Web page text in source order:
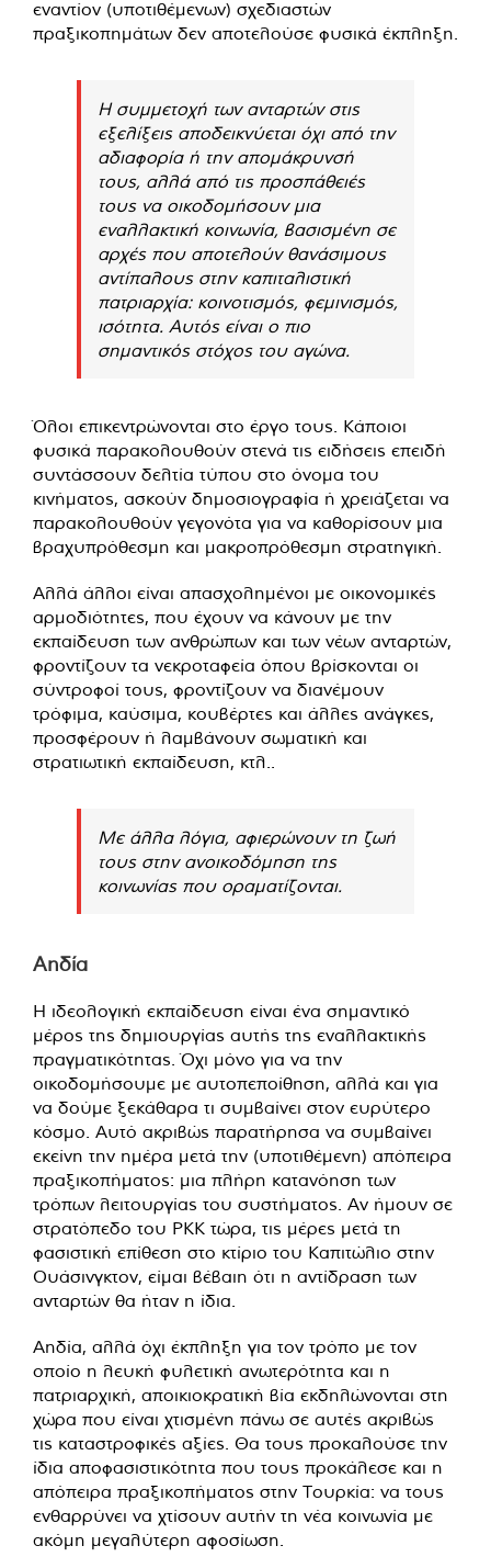
εναντίον (υποτιθέμενων) σχεδιαστών
πραξικοπημάτων δεν αποτελούσε φυσικά έκπληξη.
Η συμμετοχή των ανταρτών στις
εξελίξεις αποδεικνύεται όχι από την
αδιαφορία ή την απομάκρυνσή
τους, αλλά από τις προσπάθειές
τους να οικοδομήσουν μια
εναλλακτική κοινωνία, βασισμένη σε
αρχές που αποτελούν θανάσιμους
αντίπαλους στην καπιταλιστική
πατριαρχία: κοινοτισμός, φεμινισμός,
ισότητα. Αυτός είναι ο πιο
σημαντικός στόχος του αγώνα.
Όλοι επικεντρώνονται στο έργο τους. Κάποιοι
φυσικά παρακολουθούν στενά τις ειδήσεις επειδή
συντάσσουν δελτία τύπου στο όνομα του
κινήματος, ασκούν δημοσιογραφία ή χρειάζεται να
παρακολουθούν γεγονότα για να καθορίσουν μια
βραχυπρόθεσμη και μακροπρόθεσμη στρατηγική.
Αλλά άλλοι είναι απασχολημένοι με οικονομικές
αρμοδιότητες, που έχουν να κάνουν με την
εκπαίδευση των ανθρώπων και των νέων ανταρτών,
φροντίζουν τα νεκροταφεία όπου βρίσκονται οι
σύντροφοί τους, φροντίζουν να διανέμουν
τρόφιμα, καύσιμα, κουβέρτες και άλλες ανάγκες,
προσφέρουν ή λαμβάνουν σωματική και
στρατιωτική εκπαίδευση, κτλ..
Με άλλα λόγια, αφιερώνουν τη ζωή
τους στην ανοικοδόμηση της
κοινωνίας που οραματίζονται.
Αηδία
Η ιδεολογική εκπαίδευση είναι ένα σημαντικό
μέρος της δημιουργίας αυτής της εναλλακτικής
πραγματικότητας. Όχι μόνο για να την
οικοδομήσουμε με αυτοπεποίθηση, αλλά και για
να δούμε ξεκάθαρα τι συμβαίνει στον ευρύτερο
κόσμο. Αυτό ακριβώς παρατήρησα να συμβαίνει
εκείνη την ημέρα μετά την (υποτιθέμενη) απόπειρα
πραξικοπήματος: μια πλήρη κατανόηση των
τρόπων λειτουργίας του συστήματος. Αν ήμουν σε
στρατόπεδο του PKK τώρα, τις μέρες μετά τη
φασιστική επίθεση στο κτίριο του Καπιτώλιο στην
Ουάσινγκτον, είμαι βέβαιη ότι η αντίδραση των
ανταρτών θα ήταν η ίδια.
Αηδία, αλλά όχι έκπληξη για τον τρόπο με τον
οποίο η λευκή φυλετική ανωτερότητα και η
πατριαρχική, αποικιοκρατική βία εκδηλώνονται στη
χώρα που είναι χτισμένη πάνω σε αυτές ακριβώς
τις καταστροφικές αξίες. Θα τους προκαλούσε την
ίδια αποφασιστικότητα που τους προκάλεσε και η
απόπειρα πραξικοπήματος στην Τουρκία: να τους
ενθαρρύνει να χτίσουν αυτήν τη νέα κοινωνία με
ακόμη μεγαλύτερη αφοσίωση.